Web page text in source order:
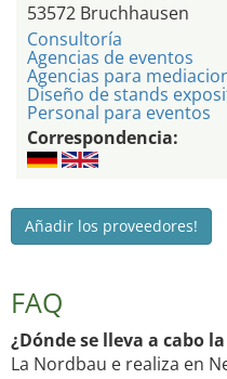
53572 Bruchhausen
Consultoría
Agencias de eventos
Agencias para
Diseño de stands
Personal para eventos
Correspondencia:
Añadir los proveedores!
FAQ
¿Dónde se lleva a cabo
La Nordbau e realiza en